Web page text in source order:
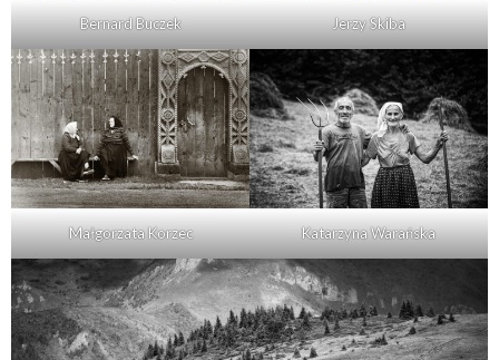
Bernard Buczek Jerzy Skiba
Małgorzata Korzec Katarzyna Warańska